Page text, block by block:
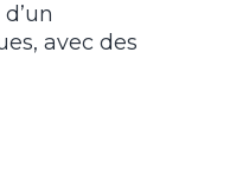
avec des